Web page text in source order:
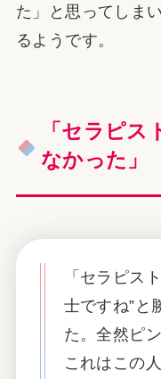
た」と思ってしま
るようです。
「セラピ
なかった」
「セラピス
士ですね”と
た。全然ピ
これはこの